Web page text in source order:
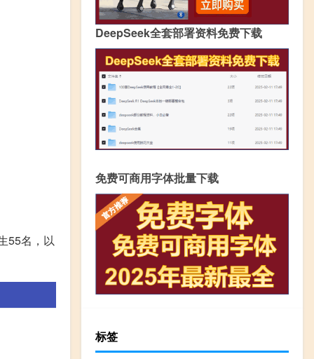
55名，以
DeepSeek全套部署资料免费下载
免费可商用字体批量下载
标签